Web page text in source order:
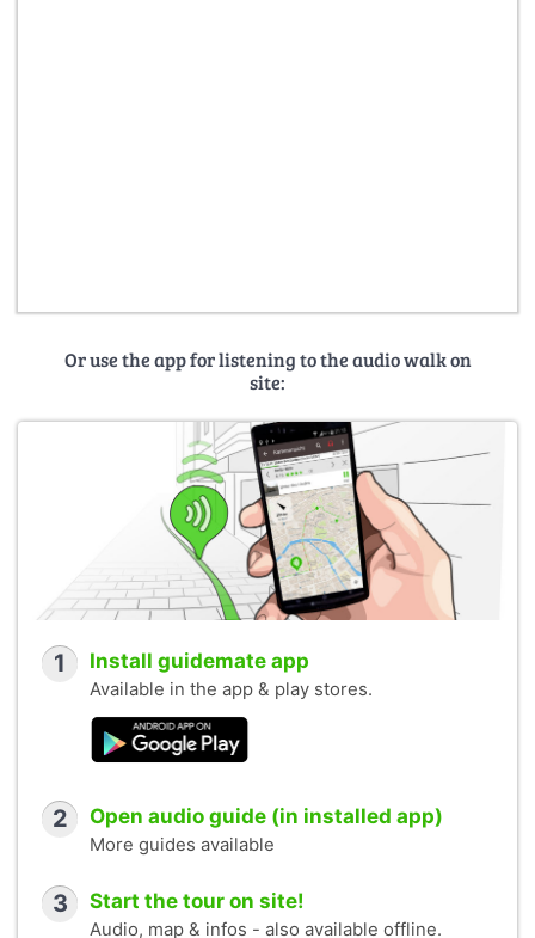
Or use the app for listening to the audio walk on
site:
1 Install guidemate app
Available in the app & play stores.
2 Open audio guide (in installed app)
More guides available
3 Start the tour on site!
Audio, map & infos - also available offline.